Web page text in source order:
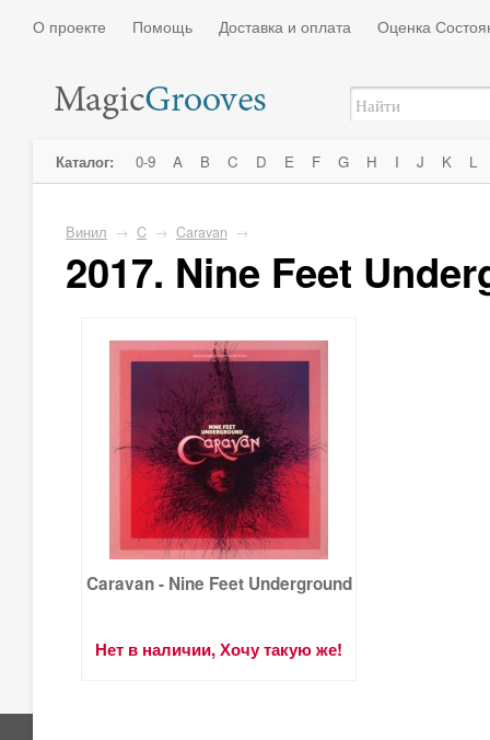
О проекте Помощь Доставка и оплата Оценка
Каталог: 0-9 A B C D E F G H I J K L
Винил → C → Caravan →
2017. Nine Feet
Caravan - Nine Feet Underground
Нет в наличии, Хочу такую же!